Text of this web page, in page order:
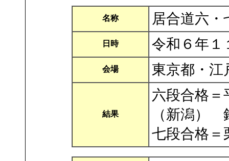
名称 居合道六・
日時 令和６年１
会場 東京都・
結果
六段合格
（新潟）
七段合格＝